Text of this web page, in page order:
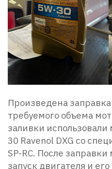
Произведена
требуемого объема
заливки
30 Ravenol DXG со
SP-RC. После
запуск двигателя и